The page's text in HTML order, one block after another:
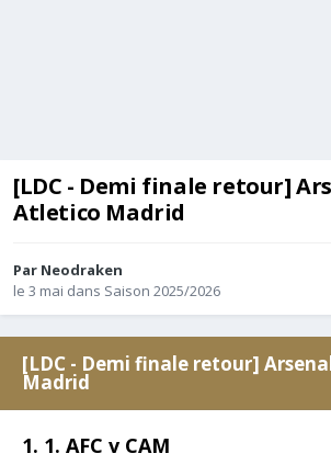
[LDC - Demi finale retour]
Atletico Madrid
Par Neodraken
le 3 mai dans Saison 2025/2026
[LDC - Demi finale retour]
Madrid
1. 1. AFC v CAM